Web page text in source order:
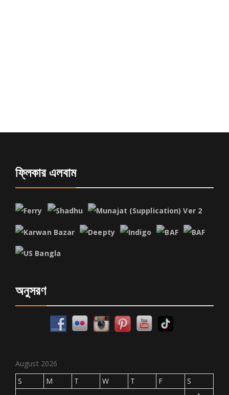
ফ্লিকার এলবাম
অনুসরণ
August 2026
S
M T W T F
S